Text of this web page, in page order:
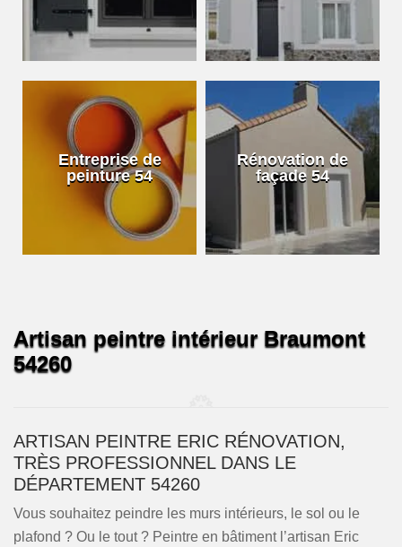
Entreprise de
peinture 54
Rénovation de
façade 54
Artisan peintre intérieur Braumont
54260
ARTISAN PEINTRE ERIC RÉNOVATION,
TRÈS PROFESSIONNEL DANS LE
DÉPARTEMENT 54260
Vous souhaitez peindre les murs intérieurs, le sol ou le
plafond ? Ou le tout ? Peintre en bâtiment l’artisan Eric